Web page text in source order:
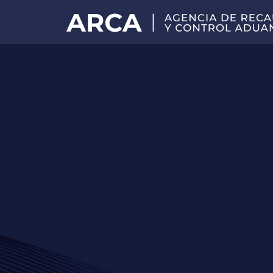
Portal
principal